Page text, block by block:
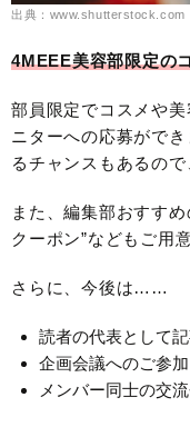
出典：www.shutterstock.com
4MEEE美容部限定の
部員限定でコスメや
ニターへの応募がで
るチャンスもあるの
また、編集部おすす
クーポン”などもご用
さらに、今後は……
読者の代表として
企画会議へのご参加
メンバー同士の交